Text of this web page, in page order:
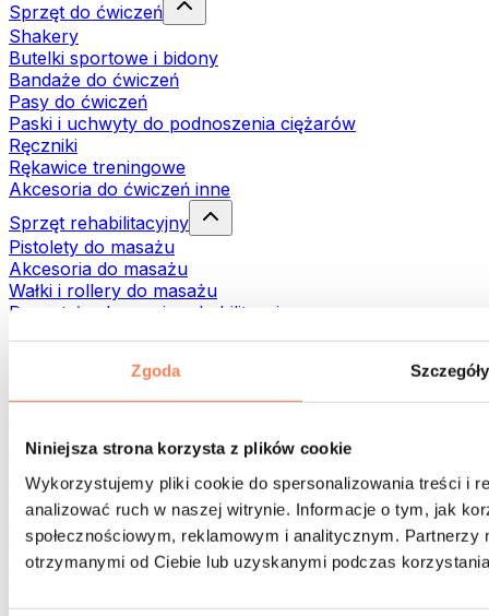
Zgoda Szczegóły
Niniejsza strona korzysta z plików cookie
Wykorzystujemy pliki cookie do spersonalizowania treści i
analizować ruch w naszej witrynie. Informacje o tym, jak
społecznościowym, reklamowym i analitycznym. Partnerzy
otrzymanymi od Ciebie lub uzyskanymi podczas
Sprzęt do ćwiczeń
Shakery
Butelki sportowe i bidony
Bandaże do ćwiczeń
Pasy do ćwiczeń
Paski i uchwyty do podnoszenia ciężarów
Ręczniki
Rękawice treningowe
Akcesoria do ćwiczeń inne
Sprzęt rehabilitacyjny
Pistolety do masażu
Akcesoria do masażu
Wałki i rollery do masażu
Pozostałe akcesoria rehabilitacyjne
Torby i plecaki
Torby na żywność i akcesoria
Akcesoria dopasowane do aktywności
Bieganie
Sporty walki
Kolarstwo
Joga i pilates
Terapia zimnem
Trekking